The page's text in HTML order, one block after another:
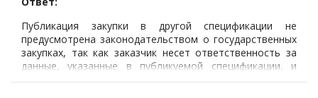
Публикация закупки в другой спецификации не
предусмотрена законодательством о государственных
закупках, так как заказчик несет ответственность за
данные, указанные в публикуемой спецификации, и
значит он не может поменять спецификацию в закупке